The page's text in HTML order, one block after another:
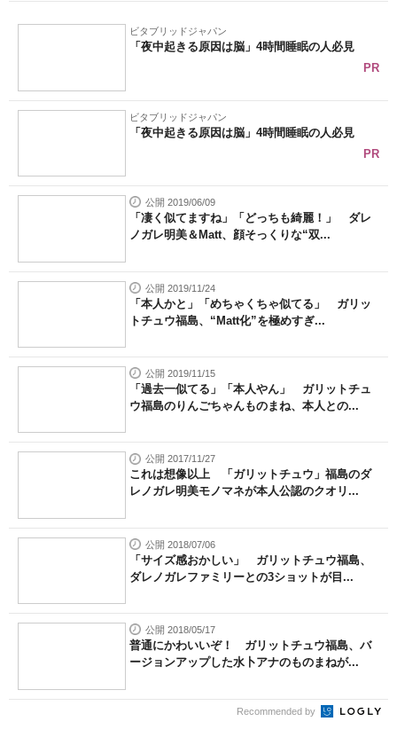
ビタブリッドジャパン
「夜中起きる原因は脳」4時間睡眠の人必見
PR
ビタブリッドジャパン
「夜中起きる原因は脳」4時間睡眠の人必見
PR
公開 2019/06/09
「凄く似てますね」「どっちも綺麗！」 ダレ
ノガレ明美＆Matt、顔そっくりな“双...
公開 2019/11/24
「本人かと」「めちゃくちゃ似てる」 ガリッ
トチュウ福島、“Matt化”を極めすぎ...
公開 2019/11/15
「過去一似てる」「本人やん」 ガリットチュ
ウ福島のりんごちゃんものまね、本人との...
公開 2017/11/27
これは想像以上 「ガリットチュウ」福島のダ
レノガレ明美モノマネが本人公認のクオリ...
公開 2018/07/06
「サイズ感おかしい」 ガリットチュウ福島、
ダレノガレファミリーとの3ショットが目...
公開 2018/05/17
普通にかわいいぞ！ ガリットチュウ福島、バ
ージョンアップした水卜アナのものまねが...
Recommended by